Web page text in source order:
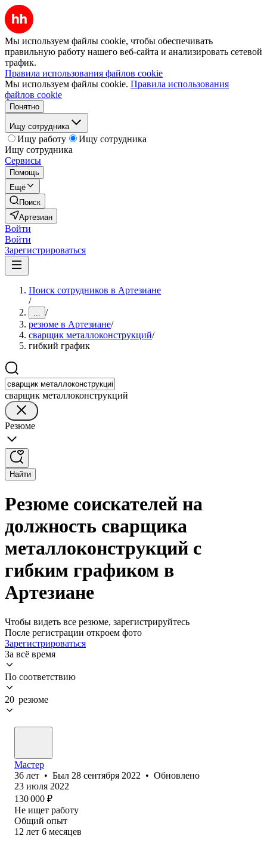
Мы используем файлы cookie, чтобы обеспечивать
правильную работу нашего веб-сайта и анализировать сетевой
трафик.
Правила использования файлов cookie
Мы используем файлы cookie. Правила использования
файлов cookie
Понятно
Ищу сотрудника
Ищу работу
Ищу сотрудника
Ищу сотрудника
Сервисы
Помощь
Ещё
Поиск
Артезиан
Войти
Войти
Зарегистрироваться
Поиск сотрудников в Артезиане
/
... /
резюме в Артезиане/
сварщик металлоконструкций/
гибкий график
сварщик металлоконструкций
Резюме
Найти
Резюме соискателей на
должность сварщика
металлоконструкций с
гибким графиком в
Артезиане
Чтобы видеть все резюме, зарегистрируйтесь
После регистрации откроем фото
Зарегистрироваться
За всё время
По соответствию
20 резюме
Мастер
36 лет • Был 28 сентября 2022 • Обновлено
23 июля 2022
130 000 ₽
Не ищет работу
Общий опыт
12 лет 6 месяцев